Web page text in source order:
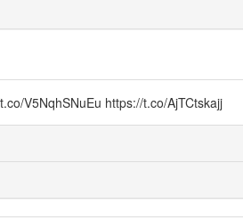
V5NqhSNuEu https://t.co/AjTCtskajj